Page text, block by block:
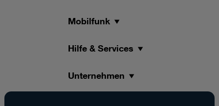
Mobilfunk
Hilfe & Services
Unternehmen